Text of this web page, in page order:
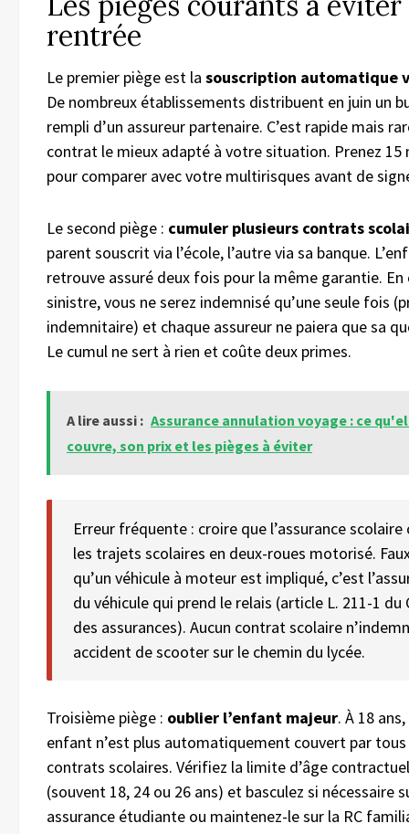
rentrée
Le premier piège est la souscription automatique
De nombreux établissements distribuent en juin un
rempli d’un assureur partenaire. C’est rapide mais
contrat le mieux adapté à votre situation. Prenez 15
pour comparer avec votre multirisques avant de
Le second piège : cumuler plusieurs contrats
parent souscrit via l’école, l’autre via sa banque.
retrouve assuré deux fois pour la même garantie. En
sinistre, vous ne serez indemnisé qu’une seule fois
indemnitaire) et chaque assureur ne paiera que sa
Le cumul ne sert à rien et coûte deux primes.
A lire aussi : Assurance annulation voyage : ce
couvre, son prix et les pièges à éviter
Erreur fréquente : croire que l’assurance scolaire
les trajets scolaires en deux-roues motorisé.
qu’un véhicule à moteur est impliqué, c’est
du véhicule qui prend le relais (article L. 211-1 du
des assurances). Aucun contrat scolaire
accident de scooter sur le chemin du lycée.
Troisième piège : oublier l’enfant majeur. À 18
enfant n’est plus automatiquement couvert par tous
contrats scolaires. Vérifiez la limite d’âge
(souvent 18, 24 ou 26 ans) et basculez si nécessaire
assurance étudiante ou maintenez-le sur la RC